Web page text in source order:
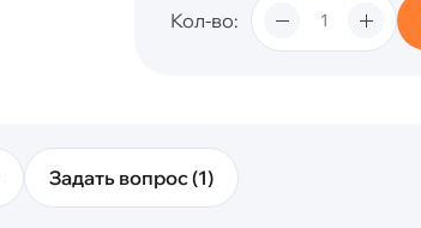
Кол-во
Задать вопрос (1)